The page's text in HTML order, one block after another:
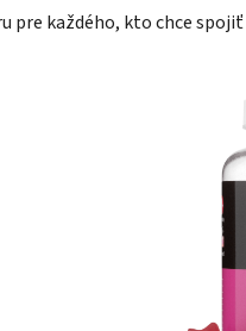
pre každého, kto chce spojiť